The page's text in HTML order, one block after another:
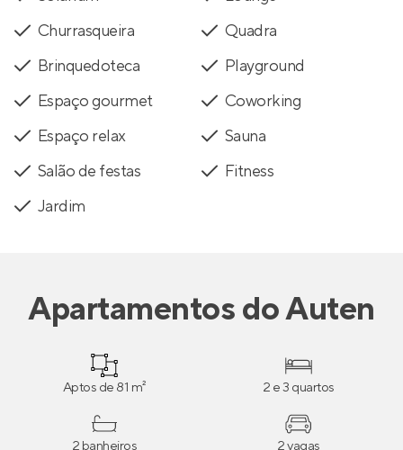
Churrasqueira
Quadra
Brinquedoteca
Playground
Espaço gourmet
Coworking
Espaço relax
Sauna
Salão de festas
Fitness
Jardim
ApartamentosdoAuten
Aptos de 81 m² 2 e 3 quartos
2 banheiros 2 vagas